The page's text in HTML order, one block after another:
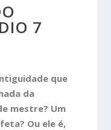
7
que
da
mestre? Um
Ou ele é,